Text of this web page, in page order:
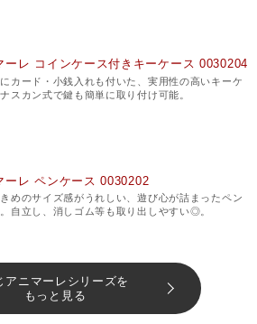
ーレ コインケース付きキーケース 0030204
カード・小銭入れも付いた、実用性の高いキーケ
スカン式で鍵も簡単に取り付け可能。
ーレ ペンケース 0030202
めのサイズ感がうれしい、遊び心が詰まったペン
自立し、消しゴム等も取り出しやすい◎。
アニマーレシリーズを
もっと見る